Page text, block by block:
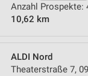
Anzahl Prospekte:
10,62 km
ALDI Nord
Theaterstraße 7,